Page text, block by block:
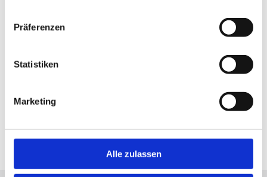
Präferenzen
Statistiken
Marketing
Alle zulassen